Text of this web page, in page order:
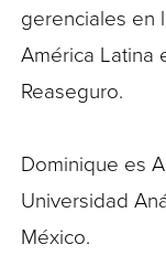
gerenciales en
América Latina
Reaseguro.
Dominique es
Universidad
México.